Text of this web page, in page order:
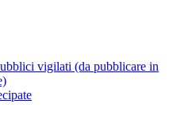
vigilati (da pubblicare in